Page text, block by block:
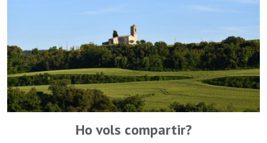
Ho vols compartir?